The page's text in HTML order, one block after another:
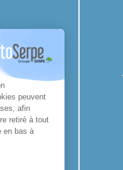
Domestiques
- Société
Source :Courrier
Date :10/09/2020